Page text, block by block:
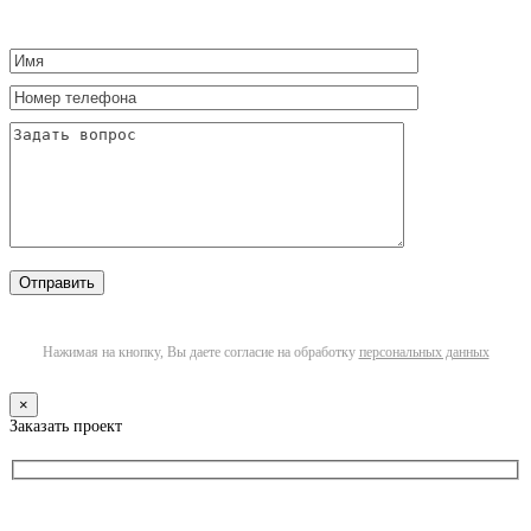
Нажимая на кнопку, Вы даете согласие на обработку персональных данных
×
Заказать проект